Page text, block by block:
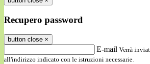
Recupero password
button close ×
E-mail Verrà
all'indirizzo indicato con le istruzioni necessarie.